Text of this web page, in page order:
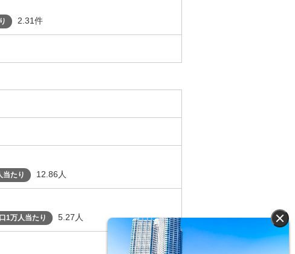
×
2.31件
当たり 12.86人
1万人当たり 5.27人